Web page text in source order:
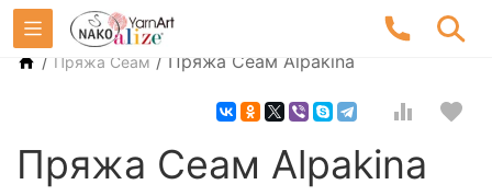
/ Пряжа Сеам / Пряжа Сеам Alpakina
Пряжа Сеам Alpakina